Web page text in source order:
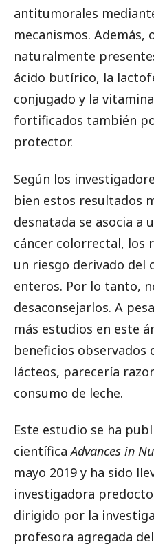
antitumorales
mecanismos.
naturalmente
ácido butírico, la
conjugado y la
fortificados también
protector.
Según los
bien estos resultados
desnatada se asocia a
cáncer colorrectal, los
un riesgo derivado del
enteros. Por lo tanto,
desaconsejarlos. A
más estudios en este
beneficios observados
lácteos, parecería
consumo de leche.
Este estudio se ha
científicaAdvances in
mayo 2019 y ha sido
investigadora
dirigido por la
profesora agregada